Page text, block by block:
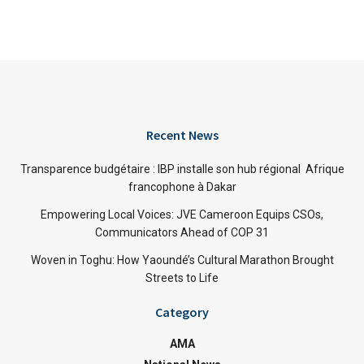
Recent News
Transparence budgétaire : IBP installe son hub régional Afrique
francophone à Dakar
Empowering Local Voices: JVE Cameroon Equips CSOs,
Communicators Ahead of COP 31
Woven in Toghu: How Yaoundé’s Cultural Marathon Brought
Streets to Life
Category
AMA